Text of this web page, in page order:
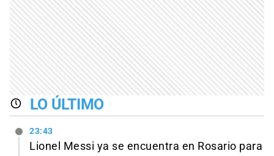
LO ÚLTIMO
23:43
Lionel Messi ya se encuentra en Rosario para